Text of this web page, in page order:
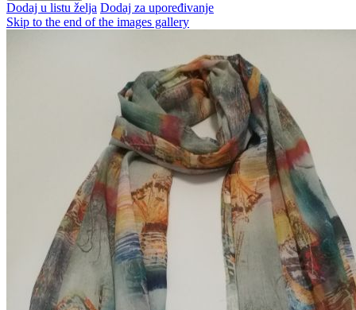
Dodaj u listu želja Dodaj za upoređivanje
Skip to the end of the images gallery